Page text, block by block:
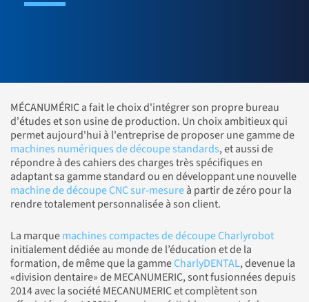
MÉCANUMÉRIC a fait le choix d'intégrer son propre bureau
d'études et son usine de production. Un choix ambitieux qui
permet aujourd'hui à l'entreprise de proposer une gamme de
machines numériques de découpe standards, et aussi de
répondre à des cahiers des charges très spécifiques en
adaptant sa gamme standard ou en développant une nouvelle
machine de découpe CNC sur-mesureà partir de zéro pour la
rendre totalement personnalisée à son client.
La marquemachines compactes de découpe Charlyrobot
initialement dédiée au monde de l’éducation et de la
formation, de même que la gammeCharlyDENTAL, devenue la
«division dentaire» de MECANUMERIC, sont fusionnées depuis
2014 avec la société MECANUMERIC et complètent son